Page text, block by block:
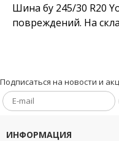
Шина бу 245/30 R20
повреждений. На
Подписаться на новости и
ИНФОРМАЦИЯ